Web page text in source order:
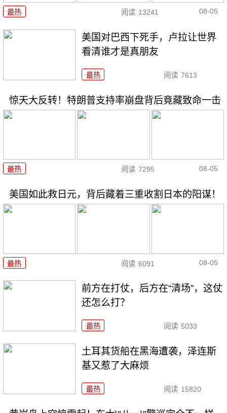
最热 阅读 13241 08-05
美国对巴西下死手，卢拉让世界
看清谁才是真朋友
最热 阅读 7613
惊天大反转！特朗普支持率崩盘背后竟藏致命一击
最热 阅读 7295 08-05
美国如此救日元，背后藏着三重收割日本的阳谋！
最热 阅读 6091 08-05
前方在打仗，后方在“清场”，这仗
还怎么打？
最热 阅读 5033
土耳其货船在黑海遭袭，泽连斯
基又惹了大麻烦
最热 阅读 15820